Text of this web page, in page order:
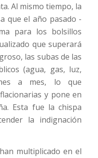
Al mismo tiempo, la
que el año pasado -
para los bolsillos
que superará
las subas de las
(agua, gas, luz,
a mes, lo que
y pone en
Esta fue la chispa
la indignación
multiplicado en el